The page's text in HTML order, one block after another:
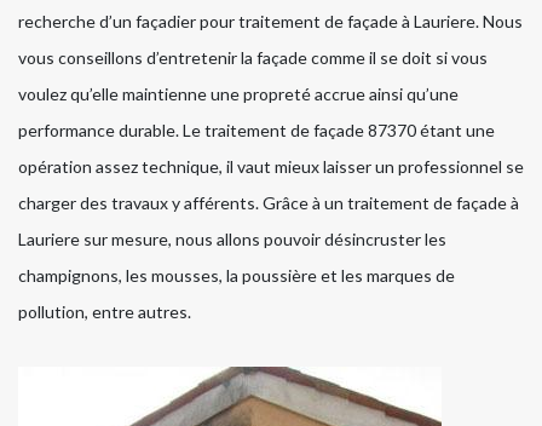
recherche d’un façadier pour traitement de façade à Lauriere. Nous
vous conseillons d’entretenir la façade comme il se doit si vous
voulez qu’elle maintienne une propreté accrue ainsi qu’une
performance durable. Le traitement de façade 87370 étant une
opération assez technique, il vaut mieux laisser un professionnel se
charger des travaux y afférents. Grâce à un traitement de façade à
Lauriere sur mesure, nous allons pouvoir désincruster les
champignons, les mousses, la poussière et les marques de
pollution, entre autres.